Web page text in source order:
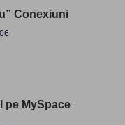
Conexiuni
pe MySpace